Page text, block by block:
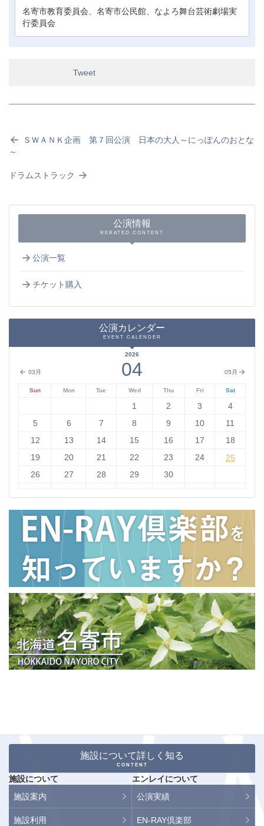
名寄市教育委員会、名寄市公民館、なよろ舞台芸術劇場実
行委員会
Tweet
ＳＷＡＮＫ企画 第７回公演 日本の大人～にっぽんのおとな
～
ドラムストラック
公演情報
RERATED CONTENT
公演一覧
チケット購入
公演カレンダー
EVENT CALENDER
03月 05月
2026
04
Sun Mon Tue Wed Thu Fri Sat
1 2 3
4
5
6 7 8 9 10
11
12
13 14 15 16 17
18
19
20 21 22 23 24 25
25
26
27 28 29 30
施設について詳しく知る
CONTENT
施設について
施設案内
施設利用
エンレイについて
公演実績
EN-RAY倶楽部